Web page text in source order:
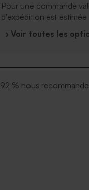
Pour une commande
d'expédition est estimée
› Voir toutes les
92 % nous